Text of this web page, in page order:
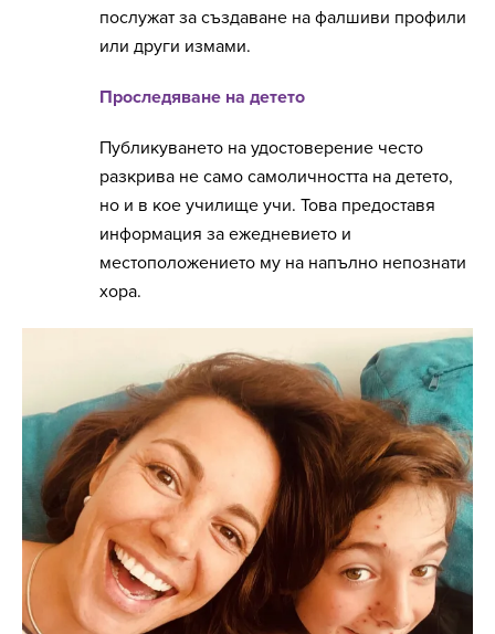
послужат за създаване на фалшиви профили
или други измами.
Проследяване на детето
Публикуването на удостоверение често
разкрива не само самоличността на детето,
но и в кое училище учи. Това предоставя
информация за ежедневието и
местоположението му на напълно непознати
хора.